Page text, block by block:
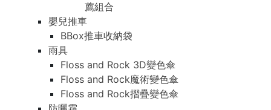
薦組合
嬰兒推車
BBox推車收納袋
雨具
Floss and Rock 3D變色傘
Floss and Rock魔術變色傘
Floss and Rock摺疊變色傘